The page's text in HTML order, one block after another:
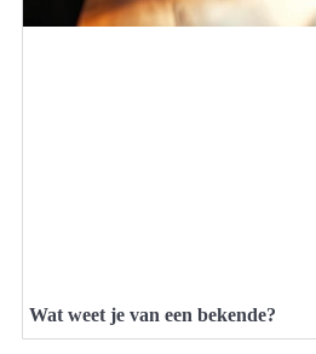
Wat weet je van een bekende?